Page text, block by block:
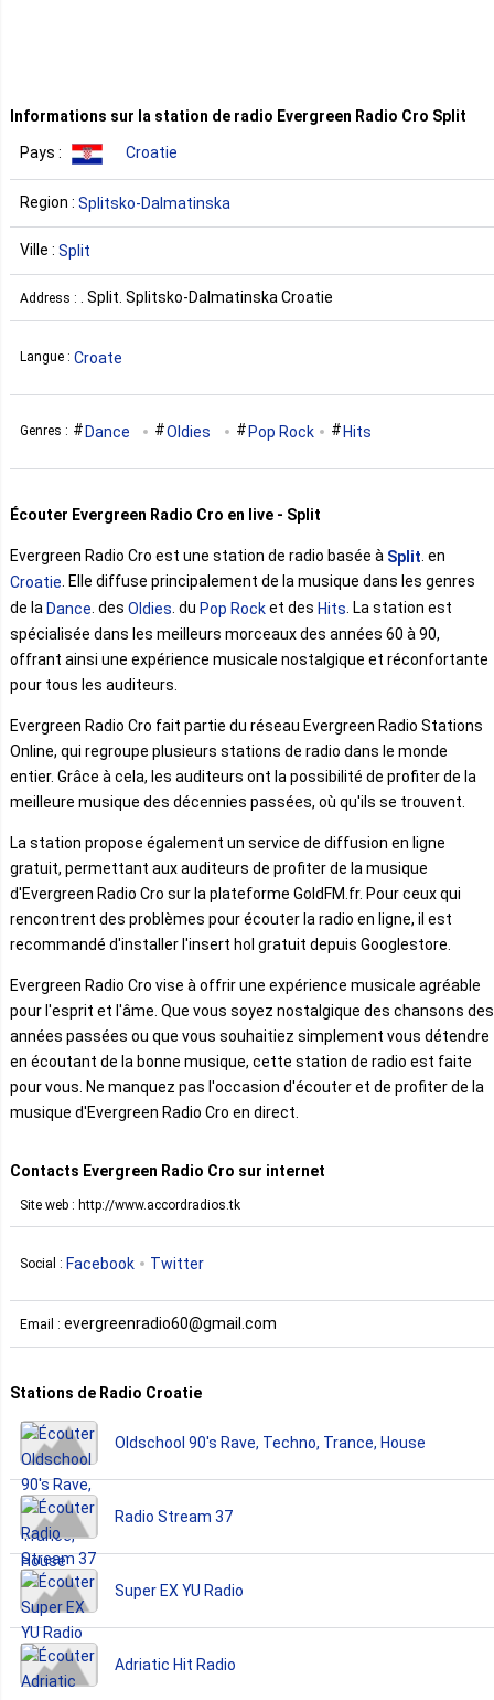
Informations sur la station de radio Evergreen Radio Cro Split
Pays : Croatie
Region : Splitsko-Dalmatinska
Ville : Split
Address : . Split. Splitsko-Dalmatinska Croatie
Langue : Croate
Genres : Dance Oldies Pop Rock Hits
Écouter Evergreen Radio Cro en live - Split
Evergreen Radio Cro est une station de radio basée à Split . en
Croatie. Elle diffuse principalement de la musique dans les genres
de la Dance . des Oldies . du Pop Rocket des Hits . La station est
spécialisée dans les meilleurs morceaux des années 60 à 90,
offrant ainsi une expérience musicale nostalgique et réconfortante
pour tous les auditeurs.
Evergreen Radio Cro fait partie du réseau Evergreen Radio Stations
Online, qui regroupe plusieurs stations de radio dans le monde
entier. Grâce à cela, les auditeurs ont la possibilité de profiter de la
meilleure musique des décennies passées, où qu'ils se trouvent.
La station propose également un service de diffusion en ligne
gratuit, permettant aux auditeurs de profiter de la musique
d'Evergreen Radio Cro sur la plateforme GoldFM.fr. Pour ceux qui
rencontrent des problèmes pour écouter la radio en ligne, il est
recommandé d'installer l'insert hol gratuit depuis Googlestore.
Evergreen Radio Cro vise à offrir une expérience musicale agréable
pour l'esprit et l'âme. Que vous soyez nostalgique des chansons des
années passées ou que vous souhaitiez simplement vous détendre
en écoutant de la bonne musique, cette station de radio est faite
pour vous. Ne manquez pas l'occasion d'écouter et de profiter de la
musique d'Evergreen Radio Cro en direct.
Contacts Evergreen Radio Cro sur internet
Site web : http://www.accordradios.tk
Social : Facebook Twitter
Email : evergreenradio60@gmail.com
Stations de Radio Croatie
Oldschool 90's Rave, Techno, Trance, House
Radio Stream 37
Super EX YU Radio
Adriatic Hit Radio